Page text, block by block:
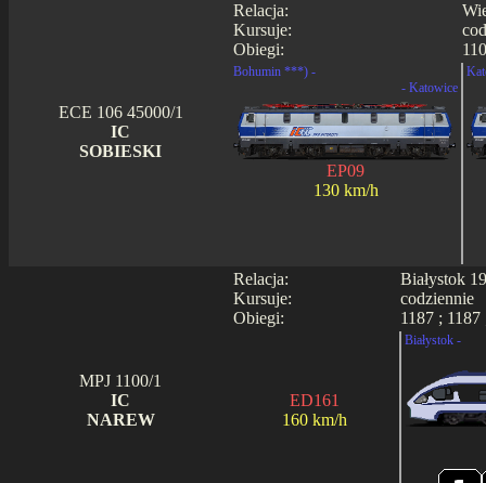
Relacja:
Kursuje:
Obiegi:
ECE 106 45000/1
IC
SOBIESKI
Bohumin ***) -
- Katowice
EP09
130 km/h
Relacja:
Kursuje:
Obiegi:
Białystok
codziennie
1187 ; 1187
MPJ 1100/1
IC
NAREW
ED161
160 km/h
Białystok -